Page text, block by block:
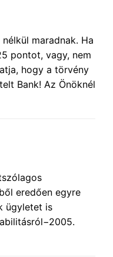
maradnak. Ha
pontot, vagy, nem
hogy a törvény
Bank! Az Önöknél
eredően egyre
ügyletet is